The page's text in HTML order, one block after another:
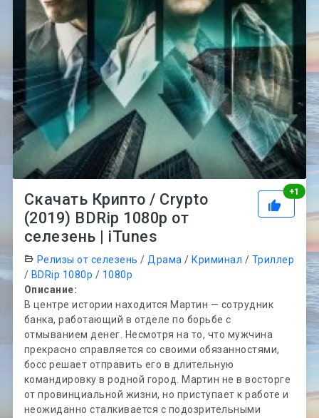
+1
Скачать Крипто / Crypto
(2019) BDRip 1080p от
селезень | iTunes
Релизы от селезень /Драма / Криминал / Триллер
/ BDRip 1080p / 1080p
Описание:
В центре истории находится Мартин — сотрудник
банка, работающий в отделе по борьбе с
отмыванием денег. Несмотря на то, что мужчина
прекрасно справляется со своими обязанностями,
босс решает отправить его в длительную
командировку в родной город. Мартин не в восторге
от провинциальной жизни, но приступает к работе и
неожиданно сталкивается с подозрительными